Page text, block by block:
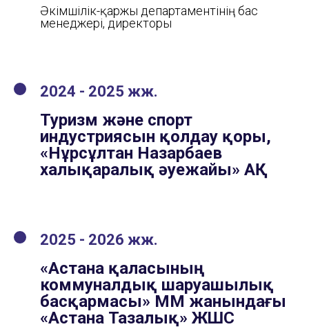
Әкімшілік-қаржы департаментінің бас
менеджері, директоры
2024 - 2025 жж.
Туризм және спорт
индустриясын қолдау қоры,
«Нұрсұлтан Назарбаев
халықаралық әуежайы» АҚ
2025 - 2026 жж.
«Астана қаласының
коммуналдық шаруашылық
басқармасы» ММ жанындағы
«Астана Тазалық» ЖШС